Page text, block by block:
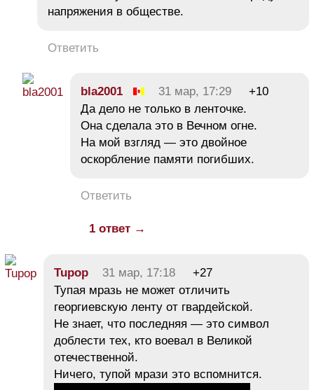
напряжения в обществе.
Ответить
bla2001 31 мар, 17:29
+10
Да дело не только в ленточке.
Она сделала это в Вечном огне.
На мой взгляд — это двойное
оскорбление памяти погибших.
Ответить
1 ответ →
Tupop 31 мар, 17:18
+27
Тупая мразь не может отличить
георгиевскую ленту от гвардейской.
Не знает, что последняя — это символ
доблести тех, кто воевал в Великой
отечественной.
Ничего, тупой мрази это вспомнится.